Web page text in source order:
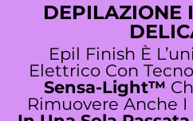
DEPILAZIONE
Epil Finish È
Elettrico Con
Sensa-Light™
Rimuovere Anche I